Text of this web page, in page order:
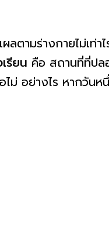
ตามร่างกายไม่เท่า
รียน คือ สถานที่ที่ป
ม่ อย่างไร หากวันห